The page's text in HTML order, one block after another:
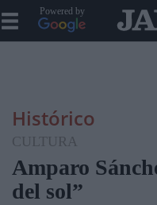
Powered by
Histórico
CULTURA
Amparo
del sol”